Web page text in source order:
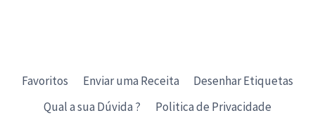
Favoritos Enviar uma Receita
Desenhar Etiquetas
Qual a sua Dúvida ?
Politica de Privacidade